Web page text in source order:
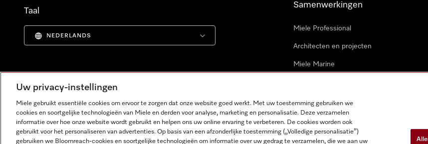
Taal
NEDERLANDS
Samenwerkingen
Miele Professional
Architecten en projecten
Miele Marine
Uw privacy-instellingen
Miele gebruikt essentiële cookies om ervoor te zorgen dat onze website goed werkt. Met uw toestemming gebruiken we
cookies en soortgelijke technologieën van Miele en derden voor analyse, marketing en personalisatie. Deze verzamelen
informatie over hoe onze website wordt gebruikt en helpen ons uw online ervaring te verbeteren. De cookies worden ook
gebruikt voor het personaliseren van advertenties. Op basis van een afzonderlijke toestemming („Volledige personalisatie”)
gebruiken we Bloomreach-cookies en soortgelijke technologieën om informatie over uw gedrag te verzamelen, die we aan uw